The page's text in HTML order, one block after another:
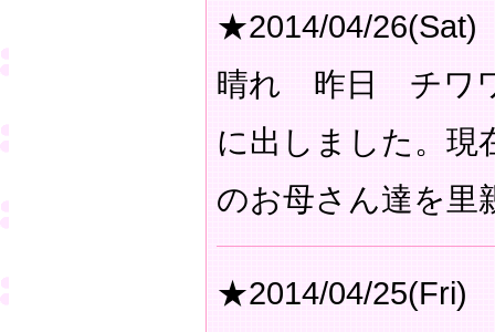
★2014/04/26(Sat)
晴れ 昨日 チワ
に出しました。
のお母さん達を里
★2014/04/25(Fri)